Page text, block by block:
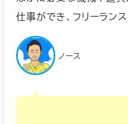
仕事ができ、フリーラン
ノース